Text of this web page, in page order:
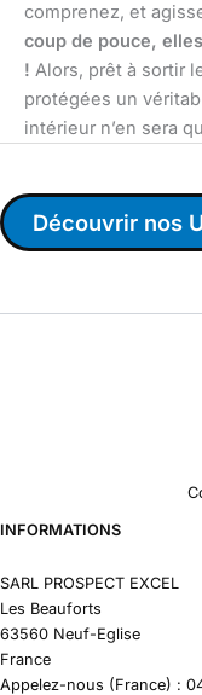
comprenez, et
coup de pouce,
! Alors, prêt à sortir
protégées un
intérieur n’en sera
Découvrir nos
INFORMATIONS
SARL PROSPECT EXCEL
Les Beauforts
63560 Neuf-Eglise
France
Appelez-nous (France) :